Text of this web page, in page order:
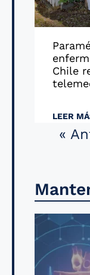
Chile
LEER
«